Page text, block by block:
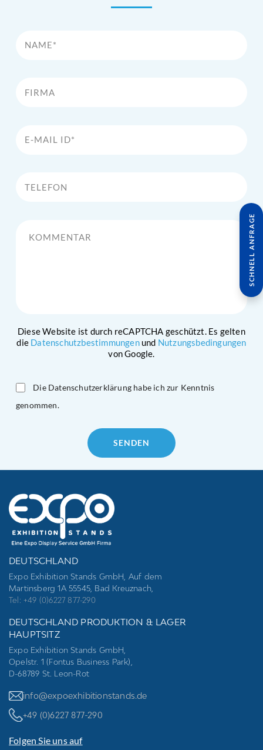
SCHNELL ANFRAGE
Diese Website ist durch reCAPTCHA geschützt. Es gelten
die Datenschutzbestimmungenund Nutzungsbedingungen
von Google.
Die Datenschutzerklärung habe ich zur Kenntnis
genommen.
empty.
DEUTSCHLAND
Expo Exhibition Stands GmbH, Auf dem
Martinsberg 1A 55545, Bad Kreuznach,
Tel: +49 (0)6227 877-290
DEUTSCHLAND PRODUKTION & LAGER
HAUPTSITZ
Expo Exhibition Stands GmbH,
Opelstr. 1 (Fontus Business Park),
D-68789 St. Leon-Rot
info@expoexhibitionstands.de
+49 (0)6227 877-290
Folgen Sie uns auf